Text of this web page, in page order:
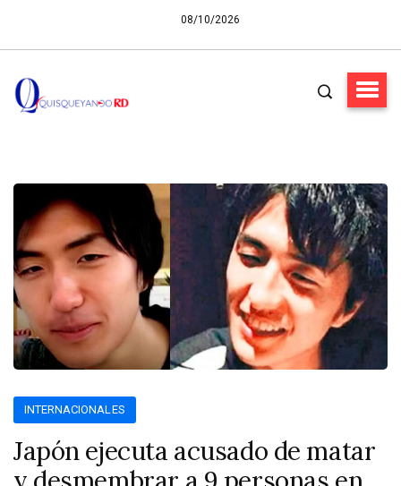
08/10/2026
INTERNACIONALES
Japón ejecuta acusado de matar